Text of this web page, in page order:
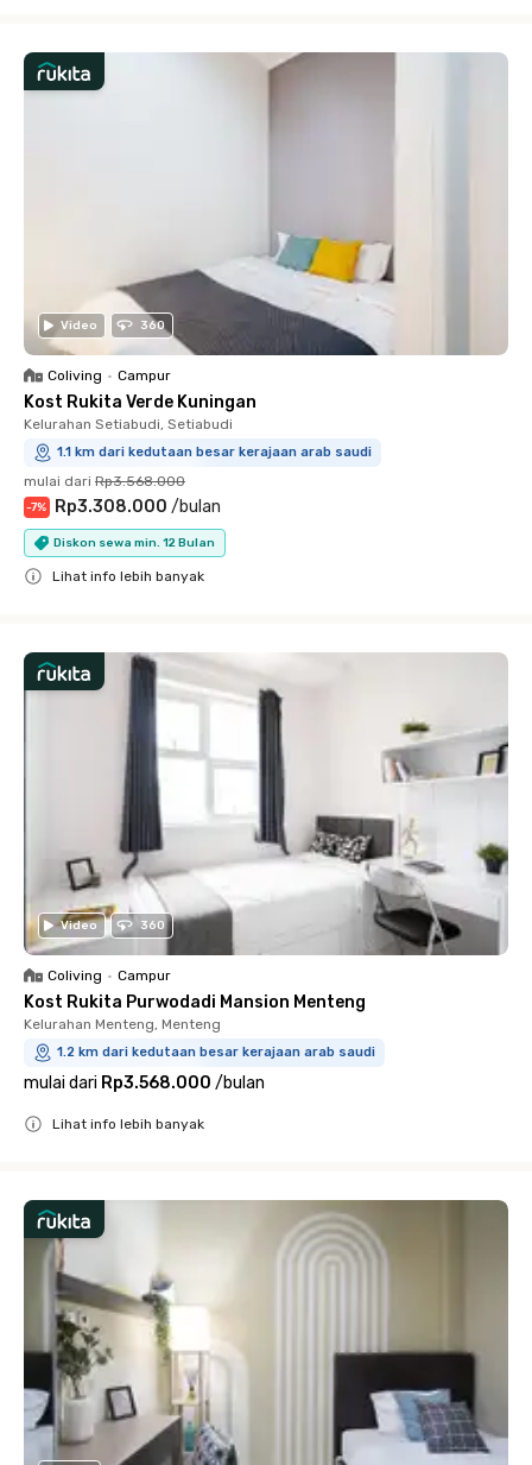
Video 360
Coliving • Campur
Kost Rukita Verde Kuningan
Kelurahan Setiabudi, Setiabudi
1.1 km dari kedutaan besar kerajaan arab saudi
mulai dari Rp3.568.000
-7% Rp3.308.000 /bulan
Diskon sewa min. 12 Bulan
Lihat info lebih banyak
Video 360
Coliving • Campur
Kost Rukita Purwodadi Mansion Menteng
Kelurahan Menteng, Menteng
1.2 km dari kedutaan besar kerajaan arab saudi
mulai dari Rp3.568.000 /bulan
Lihat info lebih banyak